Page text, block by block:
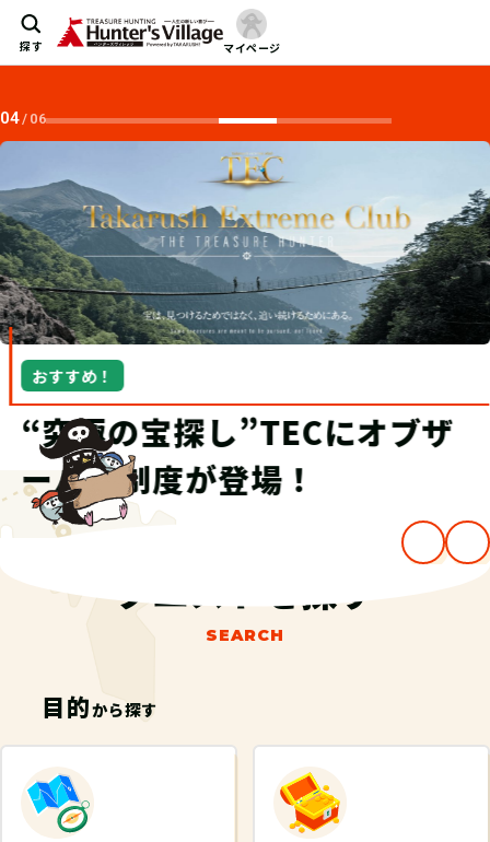
探す マイページ
04/ 06
おすすめ！
“究極の宝探し”TECにオブザ
ーバー制度が登場！
クエストを探す
SEARCH
目的から探す